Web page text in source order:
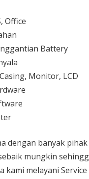
Office
Battery
Monitor, LCD
dengan banyak
mungkin
kami melayani